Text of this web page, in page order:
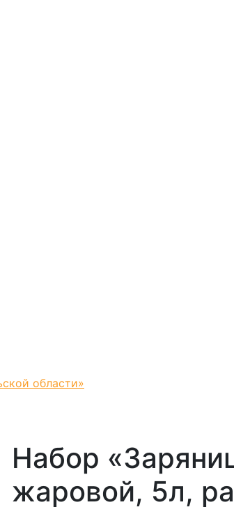
области»
Набор
жаровой, 5л,